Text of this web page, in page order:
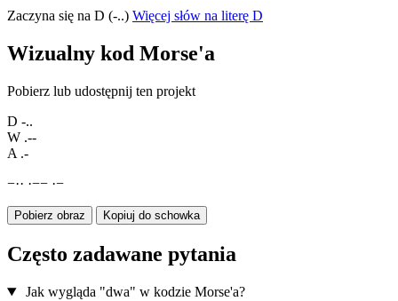
Zaczyna się na D (-..) Więcej słów na literę D
Wizualny kod Morse'a
Pobierz lub udostępnij ten projekt
D -..
W .--
A .-
−·· ·−− ·−
Pobierz obraz Kopiuj do schowka
Często zadawane pytania
Jak wygląda "dwa" w kodzie Morse'a?